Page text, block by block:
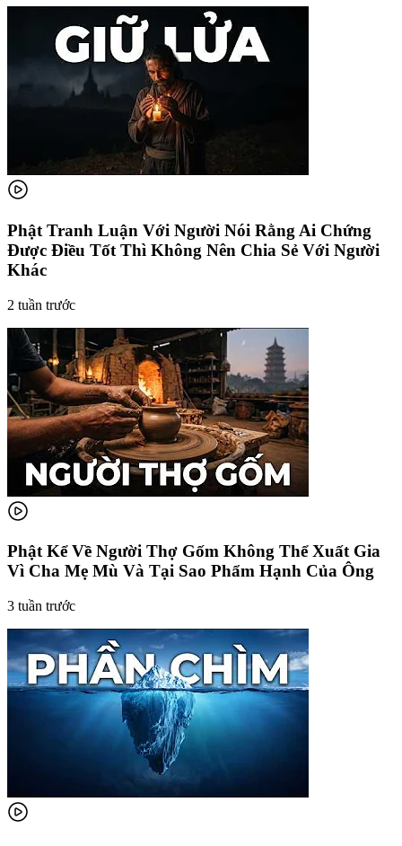
Phật Tranh Luận Với Người Nói Rằng Ai Chứng
Được Điều Tốt Thì Không Nên Chia Sẻ Với Người
Khác
2 tuần trước
Phật Kể Về Người Thợ Gốm Không Thể Xuất Gia
Vì Cha Mẹ Mù Và Tại Sao Phẩm Hạnh Của Ông
3 tuần trước